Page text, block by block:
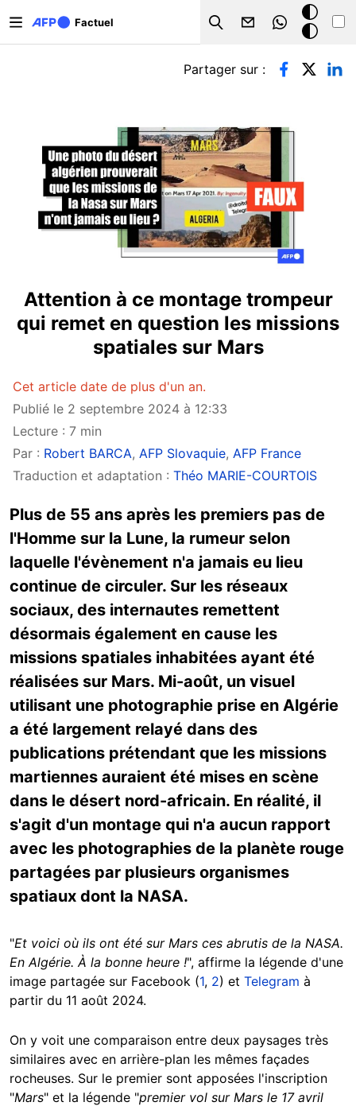
Factuel
Search
Mode
sombre
Onglets principaux
Partager sur :
Attention à ce montage trompeur
qui remet en question les missions
spatiales sur Mars
Cet article date de plus d'un an.
Publié le 2 septembre 2024 à 12:33
Lecture : 7 min
Par : Robert BARCA, AFP Slovaquie, AFP France
Traduction et adaptation : Théo MARIE-COURTOIS
Plus de 55 ans après les premiers pas de
l'Homme sur la Lune, la rumeur selon
laquelle l'évènement n'a jamais eu lieu
continue de circuler. Sur les réseaux
sociaux, des internautes remettent
désormais également en cause les
missions spatiales inhabitées ayant été
réalisées sur Mars. Mi-août, un visuel
utilisant une photographie prise en Algérie
a été largement relayé dans des
publications prétendant que les missions
martiennes auraient été mises en scène
dans le désert nord-africain. En réalité, il
s'agit d'un montage qui n'a aucun rapport
avec les photographies de la planète rouge
partagées par plusieurs organismes
spatiaux dont la NASA.
"Et voici où ils ont été sur Mars ces abrutis de la NASA.
En Algérie. À la bonne heure !", affirme la légende d'une
image partagée sur Facebook (1, 2) et Telegram à
partir du 11 août 2024.
On y voit une comparaison entre deux paysages très
similaires avec en arrière-plan les mêmes façades
rocheuses. Sur le premier sont apposées l'inscription
"Mars" et la légende "premier vol sur Mars le 17 avril